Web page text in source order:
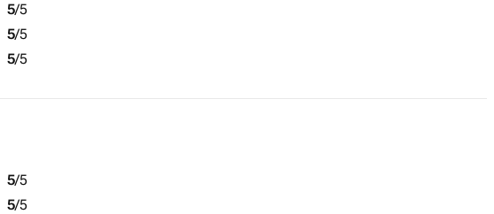
5/5
5/5
5/5
5/5
5/5